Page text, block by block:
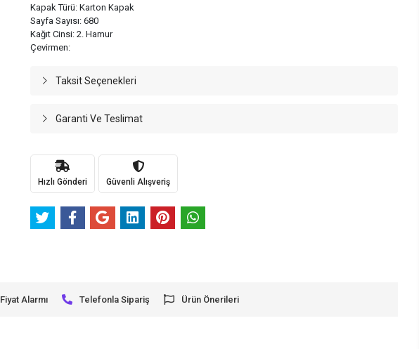
Kapak Türü: Karton Kapak
Sayfa Sayısı: 680
Kağıt Cinsi: 2. Hamur
Çevirmen:
Taksit Seçenekleri
Garanti Ve Teslimat
Hızlı Gönderi Güvenli Alışveriş
Fiyat Alarmı Telefonla Sipariş Ürün Önerileri